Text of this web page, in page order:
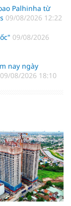
Palhinha từ
09/08/2026 12:22
09/08/2026
nay ngày
09/08/2026 18:10